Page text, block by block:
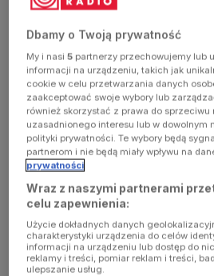
has
occurred
(see the
browser
console for
more
information)
Dbamy o Twoją prywatność
My i nasi5 partnerzy przechowujemy lub
informacji na urządzeniu, takich jak
cookie w celu przetwarzania danych
zaakceptować swoje wybory lub
również skorzystać z prawa do sprzeciwu
uzasadnionego interesu lub w dowolnym
polityki prywatności. Te wybory będą
partnerom i nie będą miały wpływu na
prywatności
Wraz z naszymi partnerami
celu zapewnienia:
Użycie dokładnych danych
charakterystyki urządzenia do celów
informacji na urządzeniu lub dostęp do
reklamy i treści, pomiar reklam i treści,
ulepszanie usług.